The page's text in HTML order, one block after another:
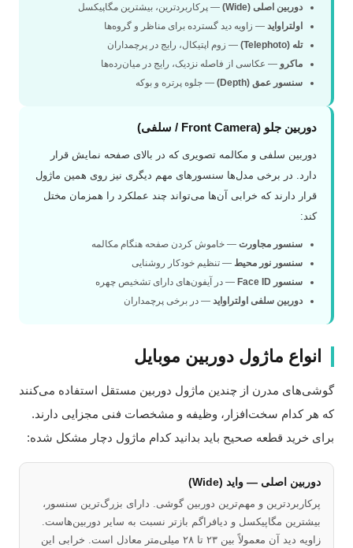
دوربین اصلی (Wide)
— پرکاربردترین، بیشترین مگاپیکسل
اولتراواید— زاویه دید گسترده برای مناظر و گروه‌ها
تله (Telephoto)
— زوم اپتیکال، رایج در پرچمداران
ماکرو— عکاسی از فاصله نزدیک، رایج در میان‌رده‌ها
سنسور عمق (Depth)
— جلوه پرتره و بوکه
دوربین جلو (Front Camera / سلفی)
دوربین سلفی و مکالمه تصویری که در بالای صفحه نمایش قرار
دارد. در برخی مدل‌ها سنسورهای مهم دیگری نیز روی همین ماژول
قرار دارند که خرابی آن‌ها می‌تواند چند عملکرد را همزمان مختل
سنسور مجاورت— خاموش کردن صفحه هنگام مکالمه
سنسور نور محیط— تنظیم خودکار روشنایی
سنسور Face ID
— در آیفون‌های دارای تشخیص چهره
دوربین سلفی اولتراواید— در برخی پرچمداران
انواع ماژول دوربین موبایل
مدرن از چندین ماژول دوربین مستقل استفاده می‌کنند
هر کدام سخت‌افزار، وظیفه و مشخصات فنی مجزایی دارند.
خرید قطعه صحیح باید بدانید کدام ماژول دچار مشکل شده:
دوربین اصلی — واید (Wide)
پرکاربردترین و مهم‌ترین دوربین گوشی. دارای بزرگ‌ترین سنسور،
بیشترین مگاپیکسل و دیافراگم بازتر نسبت به سایر دوربین‌هاست.
زاویه دید آن معمولاً بین ۲۳ تا ۲۸ میلی‌متر معادل است. خرابی این